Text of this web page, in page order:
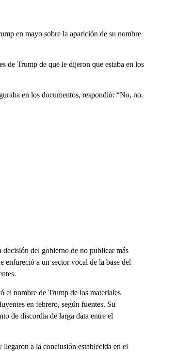
en mayo sobre la aparición de su nombre
de Trump de que le dijeron que estaba en los
en los documentos, respondió: “No, no.
decisión del gobierno de no publicar más
enfureció a un sector vocal de la base del
el nombre de Trump de los materiales
en febrero, según fuentes. Su
de discordia de larga data entre el
a la conclusión establecida en el